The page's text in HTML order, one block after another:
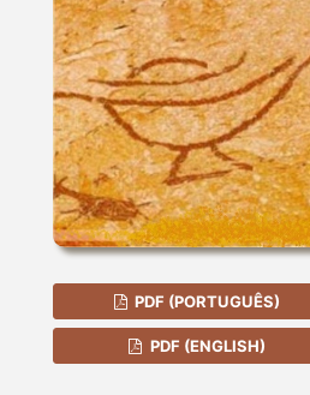
PDF (PORTUGUÊS)
PDF (ENGLISH)